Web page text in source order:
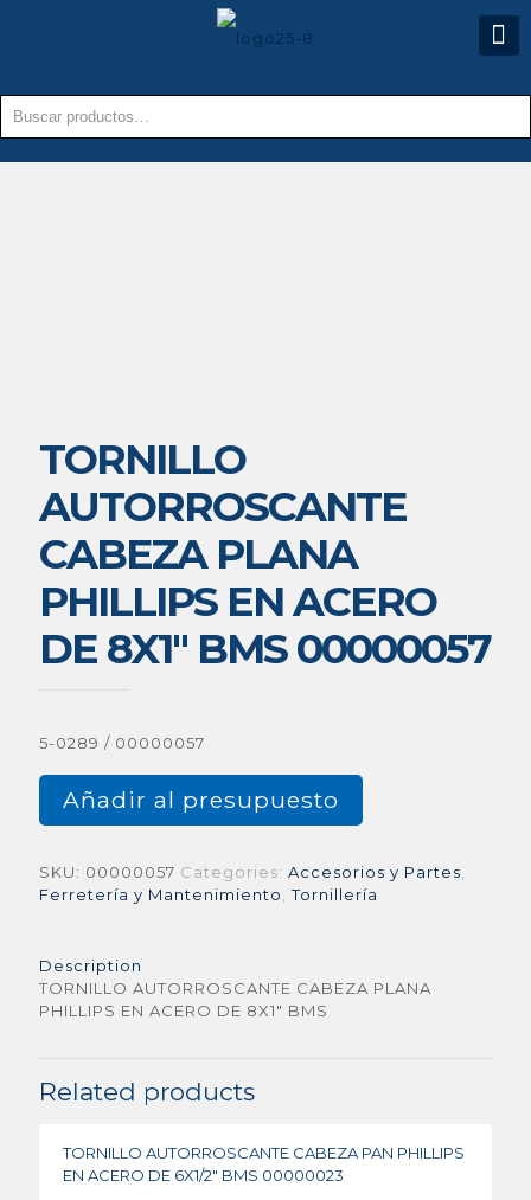
TORNILLO
AUTORROSCANTE
CABEZA PLANA
PHILLIPS EN ACERO
DE 8X1″ BMS 00000057
5-0289 / 00000057
Añadir al presupuesto
SKU: 00000057 Categories: Accesorios y Partes
Ferretería y Mantenimiento ,Tornillería
Description
TORNILLO AUTORROSCANTE CABEZA PLANA
PHILLIPS EN ACERO DE 8X1″ BMS
Related products
TORNILLO AUTORROSCANTE CABEZA PAN PHILLIPS
EN ACERO DE 6X1/2″ BMS 00000023